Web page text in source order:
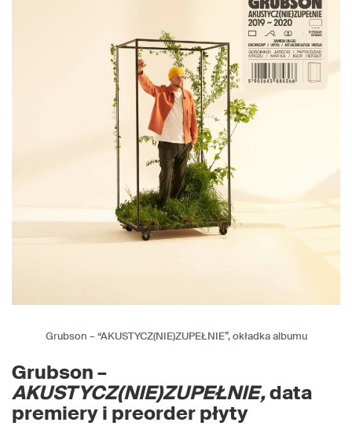
Grubson – “AKUSTYCZ(NIE)ZUPEŁNIE”, okładka albumu
Grubson –
AKUSTYCZ(NIE)ZUPEŁNIE,data
premiery i preorder płyty